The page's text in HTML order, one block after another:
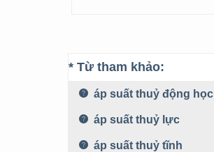
* Từ tham khảo:
áp suất thuỷ động học
áp suất thuỷ lực
áp suất thuỷ tĩnh